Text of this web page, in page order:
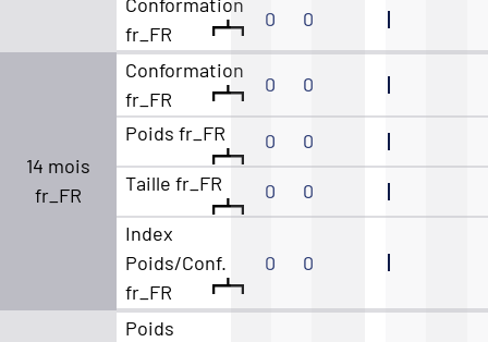
Conformation
fr_FR
0 0
14 mois
fr_FR
Conformation
fr_FR
0 0
Poids fr_FR 0
0
Taille fr_FR
0
0
Index
Poids/Conf.
fr_FR
0 0
Poids